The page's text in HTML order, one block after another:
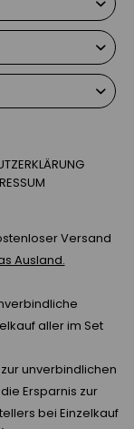
Versand
Ausland.
aller im Set
unverbindlichen
Ersparnis zur
bei Einzelkauf